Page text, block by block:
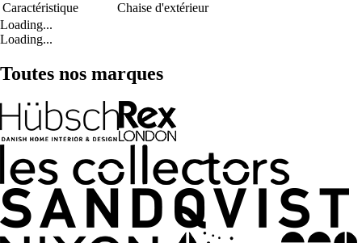
Caractéristique
Chaise d'extérieur
Loading...
Loading...
Toutes nos marques